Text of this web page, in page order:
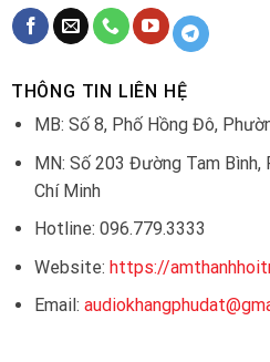
THÔNG TIN LIÊN HỆ
MB: Số 8, Phố Hồng Đô,
MN: Số 203 Đường Tam Bình,
Chí Minh
Hotline: 096.779.3333
Website: https://
Email: